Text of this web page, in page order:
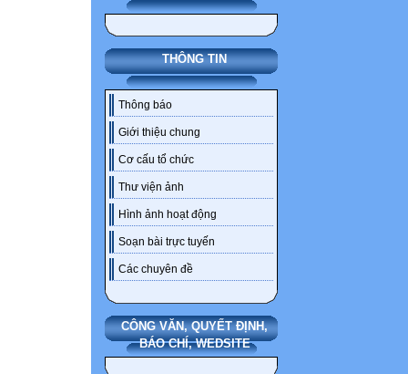
THÔNG TIN
Thông báo
Giới thiệu chung
Cơ cấu tổ chức
Thư viện ảnh
Hình ảnh hoạt động
Soạn bài trực tuyến
Các chuyên đề
CÔNG VĂN, QUYẾT ĐỊNH,
BÁO CHÍ, WEDSITE